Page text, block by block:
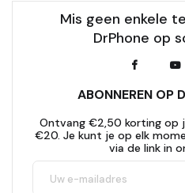
Mis geen enkele
DrPhone op
ABONNEREN OP
Ontvang €2,50 korting op
€20. Je kunt je op elk
via de link in